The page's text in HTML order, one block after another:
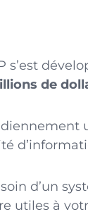
s’est
de
d’un
utiles à